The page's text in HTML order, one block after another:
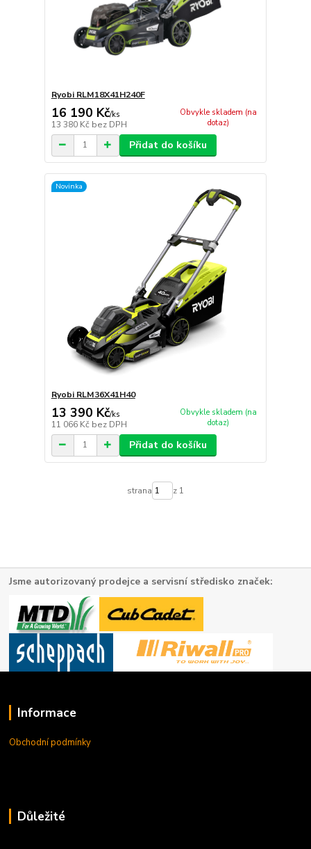
Ryobi RLM18X41H240F
16 190 Kč/ks
13 380 Kč bez DPH
Obvykle skladem (na
dotaz)
Přidat do košíku
Novinka
Ryobi RLM36X41H40
13 390 Kč/ks
11 066 Kč bez DPH
Obvykle skladem (na
dotaz)
Přidat do košíku
strana z 1
Jsme autorizovaný prodejce a servisní středisko značek:
Informace
Obchodní podmínky
Důležité